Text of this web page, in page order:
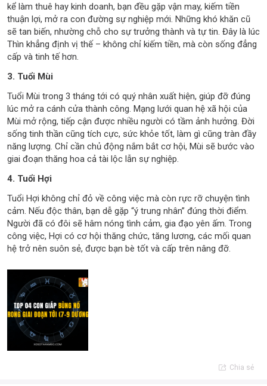
kể làm thuê hay kinh doanh, bạn đều gặp vận may, kiếm tiền
thuận lợi, mở ra con đường sự nghiệp mới. Những khó khăn cũ
sẽ tan biến, nhường chỗ cho sự trưởng thành và tự tin. Đây là lúc
Thìn khẳng định vị thế – không chỉ kiếm tiền, mà còn sống đẳng
cấp và tinh tế hơn.
3. Tuổi Mùi
Tuổi Mùi trong 3 tháng tới có quý nhân xuất hiện, giúp đỡ đúng
lúc mở ra cánh cửa thành công. Mạng lưới quan hệ xã hội của
Mùi mở rộng, tiếp cận được nhiều người có tầm ảnh hưởng. Đời
sống tinh thần cũng tích cực, sức khỏe tốt, làm gì cũng tràn đầy
năng lượng. Chỉ cần chủ động nắm bắt cơ hội, Mùi sẽ bước vào
giai đoạn thăng hoa cả tài lộc lẫn sự nghiệp.
4. Tuổi Hợi
Tuổi Hợi không chỉ đỏ về công việc mà còn rực rỡ chuyện tình
cảm. Nếu độc thân, bạn dễ gặp “ý trung nhân” đúng thời điểm.
Người đã có đôi sẽ hâm nóng tình cảm, gia đạo yên ấm. Trong
công việc, Hợi có cơ hội thăng chức, tăng lương, các mối quan
hệ trở nên suôn sẻ, được bạn bè tốt và cấp trên nâng đỡ.
Chia sẻ